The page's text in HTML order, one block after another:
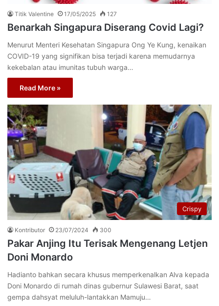
Titik Valentine 17/05/2025 127
Benarkah Singapura Diserang Covid Lagi?
Menurut Menteri Kesehatan Singapura Ong Ye Kung, kenaikan
COVID-19 yang signifikan bisa terjadi karena memudarnya
kekebalan atau imunitas tubuh warga…
Read More »
Crispy
Kontributor 23/07/2024 300
Pakar Anjing Itu Terisak Mengenang Letjen
Doni Monardo
Hadianto bahkan secara khusus memperkenalkan Alva kepada
Doni Monardo di rumah dinas gubernur Sulawesi Barat, saat
gempa dahsyat meluluh-lantakkan Mamuju…